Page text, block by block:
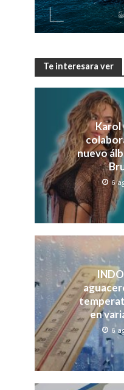
Te interesara ver
Karol
nuevo
6
en
6